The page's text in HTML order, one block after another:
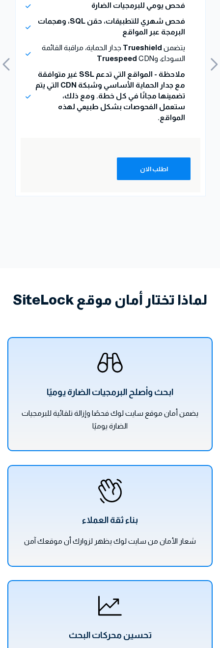
فحص يومي للبرمجيات الضارة
فحص شهري للتطبيقات، حقن SQL، وهجمات
البرمجة عبر المواقع
يتضمن Trueshield جدار الحماية، مراقبة القائمة
السوداء، و
Truespeed CDN
ملاحظة - المواقع التي تدعم SSL غير متوافقة
مع جدار الحماية الأساسي وشبكة CDN التي يتم
تضمينها مجانًا في كل خطة. ومع ذلك،
ستعمل الفحوصات بشكل طبيعي لهذه
المواقع.
اطلب الان
لماذا تختار أمان موقع SiteLock
ابحث وأصلح البرمجيات الضارة يوميًا
يضمن أمان موقع سايت لوك فحصًا وإزالة تلقائية للبرمجيات
الضارة يوميًا
بناء ثقة العملاء
شعار الأمان من سايت لوك يظهر لزوارك أن موقعك آمن
تحسين محركات البحث